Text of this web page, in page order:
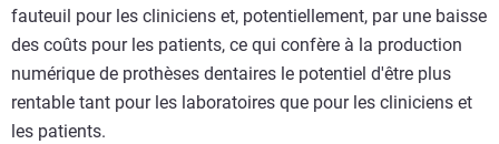
fauteuil pour les cliniciens et, potentiellement, par une baisse
des coûts pour les patients, ce qui confère à la production
numérique de prothèses dentaires le potentiel d'être plus
rentable tant pour les laboratoires que pour les cliniciens et
les patients.